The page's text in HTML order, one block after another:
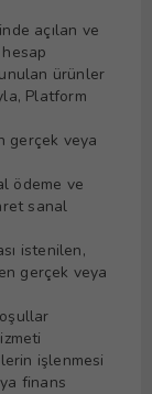
açılan ve
ürünler
Platform
gerçek veya
ödeme ve
sanal
istenilen,
gerçek veya
işlenmesi
finans